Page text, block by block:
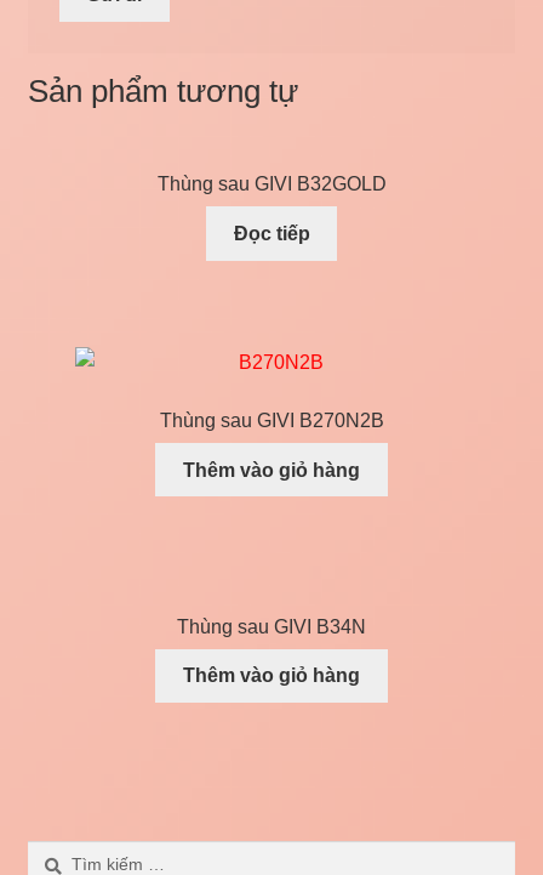
Sản phẩm tương tự
Thùng sau GIVI B32GOLD
Đọc tiếp
Thùng sau GIVI B270N2B
Thêm vào giỏ hàng
Thùng sau GIVI B34N
Thêm vào giỏ hàng